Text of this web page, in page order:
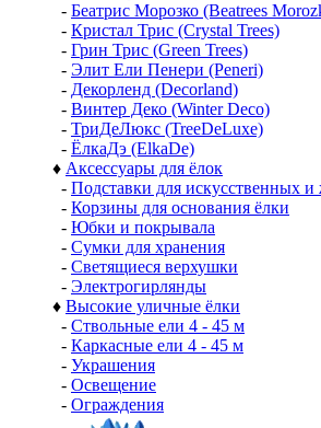
- Беатрис Морозко (Beatrees
- Кристал Трис (Crystal Trees)
- Грин Трис (Green Trees)
- Элит Ели Пенери (Peneri)
- Декорленд (Decorland)
- Винтер Деко (Winter Deco)
- ТриДеЛюкс (TreeDeLuxe)
- ЁлкаДэ (ElkaDe)
♦ Аксессуары для ёлок
- Подставки для искусственных
- Корзины для основания ёлки
- Юбки и покрывала
- Сумки для хранения
- Светящиеся верхушки
- Электрогирлянды
♦ Высокие уличные ёлки
- Ствольные ели 4 - 45 м
- Каркасные ели 4 - 45 м
- Украшения
- Освещение
- Ограждения